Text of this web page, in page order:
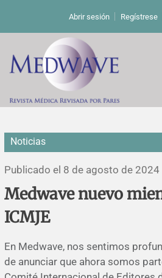
Abrir sesión Regístrese
De los editores
Editoriales
Comentarios
Cartas a los editores
Estudios originales
Estudios cualitativos
Análisis
Noticias
Publicado el 8 de agosto de 2024
Medwave nuevo
ICMJE
En Medwave, nos sentimos
de anunciar que ahora somos